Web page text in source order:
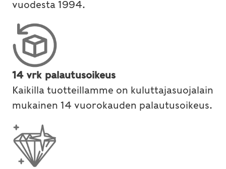
vuodesta 1994.
14 vrk palautusoikeus
Kaikilla tuotteillamme on kuluttajasuojalain
mukainen 14 vuorokauden palautusoikeus.